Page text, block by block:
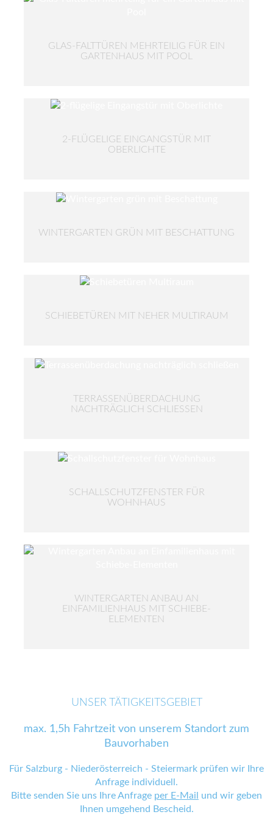
GLAS-FALTTÜREN MEHRTEILIG FÜR EIN
GARTENHAUS MIT POOL
2-FLÜGELIGE EINGANGSTÜR MIT
OBERLICHTE
WINTERGARTEN GRÜN MIT BESCHATTUNG
SCHIEBETÜREN MIT NEHER MULTIRAUM
TERRASSENÜBERDACHUNG
NACHTRÄGLICH SCHLIESSEN
SCHALLSCHUTZFENSTER FÜR
WOHNHAUS
WINTERGARTEN ANBAU AN
EINFAMILIENHAUS MIT SCHIEBE-
ELEMENTEN
UNSER TÄTIGKEITSGEBIET
max. 1,5h Fahrtzeit von unserem Standort zum
Bauvorhaben
Für Salzburg - Niederösterreich - Steiermark prüfen wir Ihre
Anfrage individuell.
Bitte senden Sie uns Ihre Anfrage per E-Mail
und wir geben
Ihnen umgehend Bescheid.